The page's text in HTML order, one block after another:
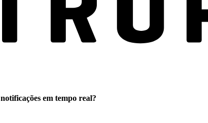
notificações em tempo real?